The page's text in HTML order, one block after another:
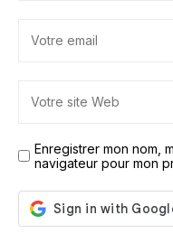
Enregistrer mon nom,
navigateur pour mon